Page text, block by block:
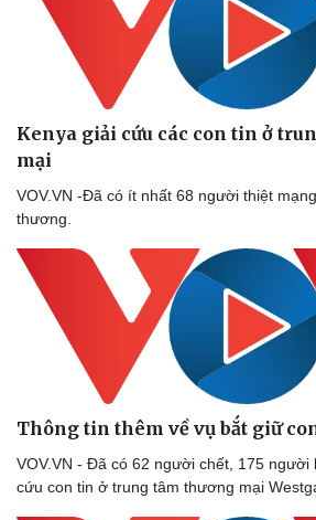
Bóng đá
Lịch thi đấu bóng đá
Thế giới thể thao
Ô tô
Xe
Tư vấn
Kenya giải cứu các con tin ở
mại
VOV.VN -Đã có ít nhất 68 người thiệt
thương.
Thông tin thêm về vụ bắt giữ
VOV.VN - Đã có 62 người chết, 175
cứu con tin ở trung tâm thương mại